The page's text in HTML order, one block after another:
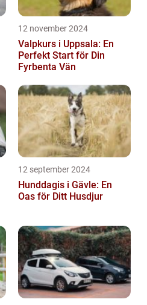
12 november 2024
Valpkurs i Uppsala: En
Perfekt Start för Din
Fyrbenta Vän
12 september 2024
Hunddagis i Gävle: En
Oas för Ditt Husdjur